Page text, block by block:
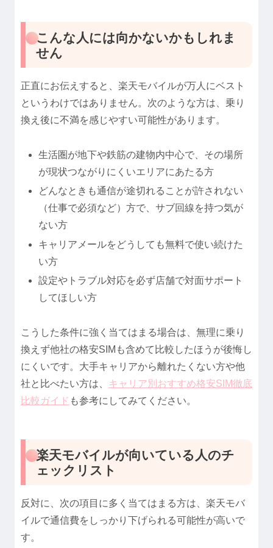
こんな人には向かないかもしれま
せん
正直にお伝えすると、楽天モバイルが万人にベスト
というわけではありません。次のような方は、乗り
換え後に不満を感じやすい可能性があります。
生活圏が地下や鉄筋の建物内中心で、その場所
が現状つながりにくいエリアにあたる方
どんなときも通信が途切れることが許されない
（仕事で必須など）方で、サブ回線を持つ気が
ない方
キャリアメールをどうしても無料で使い続けた
い方
設定やトラブル対応を必ず店舗で対面サポート
してほしい方
こうした条件に強く当てはまる場合は、無理に乗り
換えず他社の格安SIMも含めて比較したほうが後悔し
にくいです。大手キャリアから離れたくない方や他
社と比べたい方は、
キャリア別おすすめ格安SIM徹底
比較ガイド も参考にしてみてください。
楽天モバイルが向いている人のチ
ェックリスト
反対に、次の項目に多く当てはまる方は、楽天モバ
イルで通信費をしっかり下げられる可能性が高いで
す。